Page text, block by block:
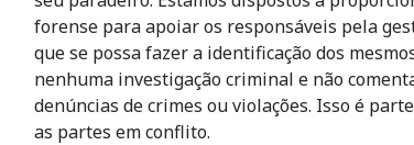
forense para apoiar os responsáveis pela
que se possa fazer a identificação dos
nenhuma investigação criminal e não
denúncias de crimes ou violações. Isso é
as partes em conflito.